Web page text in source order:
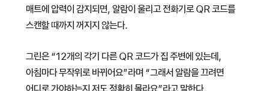
매트에 압력이 감지되면, 알람이 울리고 전화기로 QR 코드를
스캔할 때까지 꺼지지 않는다.
그린은 “12개의 각기 다른 QR 코드가 집 주변에 있는데,
아침마다 무작위로 바뀌어요”라며 “그래서 알람을 끄려면